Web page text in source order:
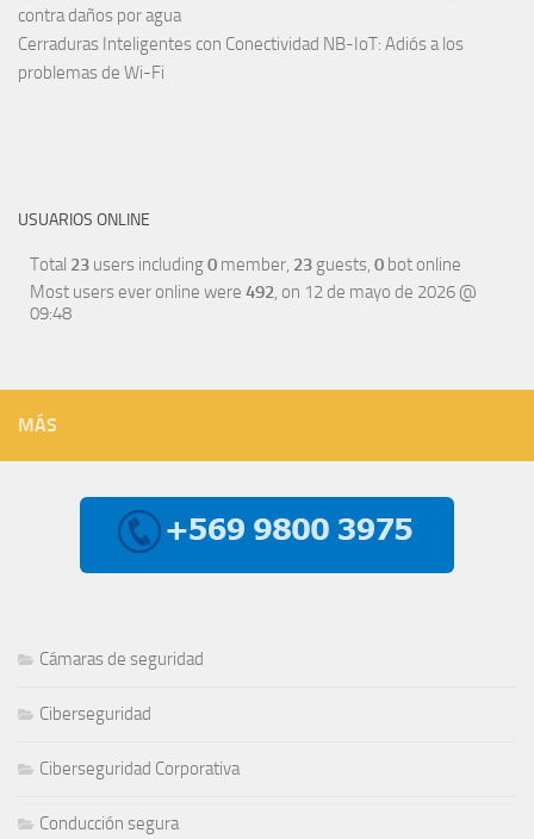
contra daños por agua
Cerraduras Inteligentes con Conectividad NB-IoT: Adiós a los
problemas de Wi-Fi
USUARIOS ONLINE
Total 23 users including0 member, 23 guests, 0 bot online
Most users ever online were 492, on 12 de mayo de 2026 @
09:48
MÁS
Cámaras de seguridad
Ciberseguridad
Ciberseguridad Corporativa
Conducción segura